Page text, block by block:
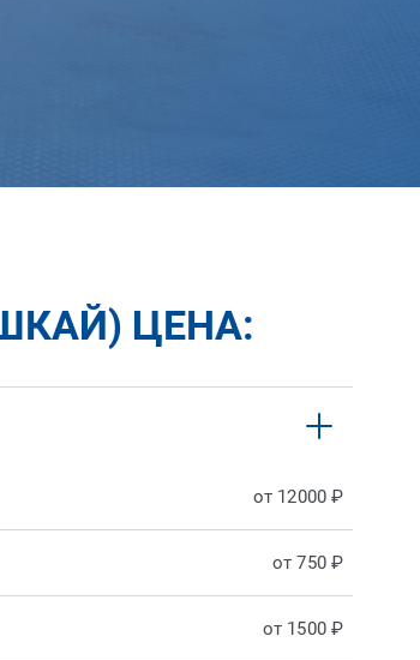
ЦЕНА:
от 12000 ₽
от 750 ₽
от 1500 ₽